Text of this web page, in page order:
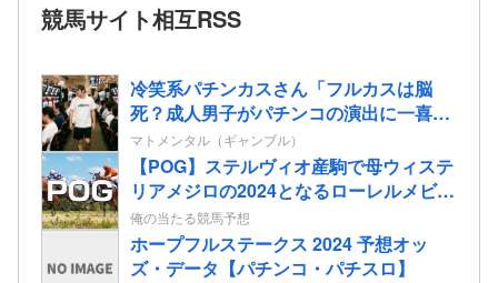
競馬サイト相互RSS
冷笑系パチンカスさん「フルカスは脳
死？成人男子がパチンコの演出に一喜一
憂してる方が脳死なんよ」
マトメンタル（ギャンブル）
【POG】ステルヴィオ産駒で母ウィステ
リアメジロの2024となるローレルメビウ
スの2歳情報
俺の当たる競馬予想
ホープフルステークス 2024 予想オッ
ズ・データ【パチンコ・パチスロ】